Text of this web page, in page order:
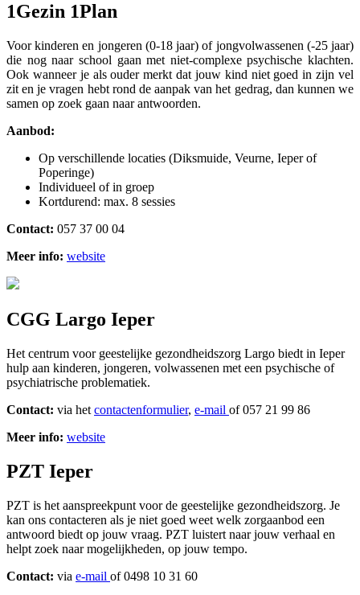
1Gezin 1Plan
Voor kinderen en jongeren (0-18 jaar) of jongvolwassenen (-25 jaar)
die nog naar school gaan met niet-complexe psychische klachten.
Ook wanneer je als ouder merkt dat jouw kind niet goed in zijn vel
zit en je vragen hebt rond de aanpak van het gedrag, dan kunnen we
samen op zoek gaan naar antwoorden.
Aanbod:
Op verschillende locaties (Diksmuide, Veurne, Ieper of
Poperinge)
Individueel of in groep
Kortdurend: max. 8 sessies
Contact: 057 37 00 04
Meer info: website
CGG Largo Ieper
Het centrum voor geestelijke gezondheidszorg Largo biedt in Ieper
hulp aan kinderen, jongeren, volwassenen met een psychische of
psychiatrische problematiek.
Contact: via het contactenformulier, e-mail of 057 21 99 86
Meer info: website
PZT Ieper
PZT is het aanspreekpunt voor de geestelijke gezondheidszorg. Je
kan ons contacteren als je niet goed weet welk zorgaanbod een
antwoord biedt op jouw vraag. PZT luistert naar jouw verhaal en
helpt zoek naar mogelijkheden, op jouw tempo.
Contact: via e-mail of 0498 10 31 60